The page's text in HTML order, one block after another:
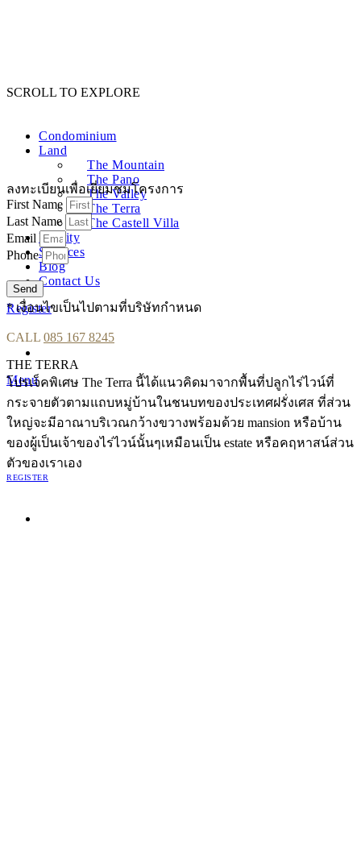
Condominium
Land
The Mountain
The Pano
The Valley
The Terra
The Castell Villa
Facility
Services
Blog
Contact Us
Register
Menu
REGISTER
SCROLL TO EXPLORE
ลงทะเบียนเพื่อเยี่ยมชมโครงการ
First Name
Last Name
Email
Phone
Send
* เงื่อนไขเป็นไปตามที่บริษัทกำหนด
CALL 085 167 8245
THE TERRA
โปรเจ็คพิเศษ The Terra นี้ได้แนวคิดมาจากพื้นที่ปลูกไร่ไวน์ที่
กระจายตัวตามแถบหมู่บ้านในชนบทของประเทศฝรั่งเศส ที่ส่วน
ใหญ่จะมีอาณาบริเวณกว้างขวางพร้อมด้วย mansion หรือบ้าน
ของผู้เป็นเจ้าของไร่ไวน์นั้นๆเหมือนเป็น estate หรือคฤหาสน์ส่วน
ตัวของเราเอง